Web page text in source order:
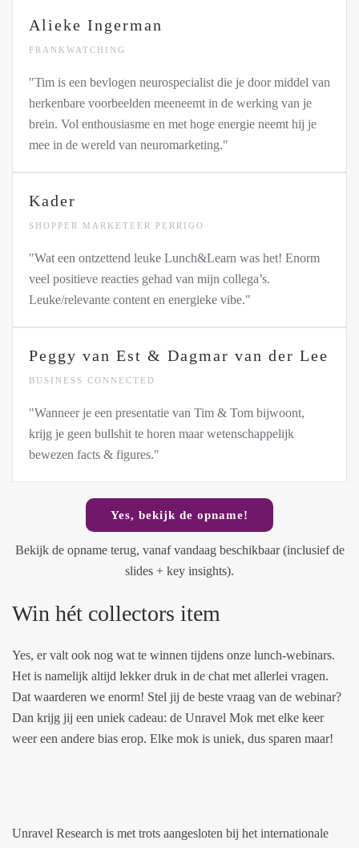
Alieke Ingerman
FRANKWATCHING
"Tim is een bevlogen neurospecialist die je door middel van
herkenbare voorbeelden meeneemt in de werking van je
brein. Vol enthousiasme en met hoge energie neemt hij je
mee in de wereld van neuromarketing."
Kader
SHOPPER MARKETEER PERRIGO
"Wat een ontzettend leuke Lunch&Learn was het! Enorm
veel positieve reacties gehad van mijn collega’s.
Leuke/relevante content en energieke vibe."
Peggy van Est & Dagmar van der Lee
BUSINESS CONNECTED
"Wanneer je een presentatie van Tim & Tom bijwoont,
krijg je geen bullshit te horen maar wetenschappelijk
bewezen facts & figures."
Yes, bekijk de opname!
Bekijk de opname terug, vanaf vandaag beschikbaar (inclusief de
slides + key insights).
Win hét collectors item
Yes, er valt ook nog wat te winnen tijdens onze lunch-webinars.
Het is namelijk altijd lekker druk in de chat met allerlei vragen.
Dat waarderen we enorm! Stel jij de beste vraag van de webinar?
Dan krijg jij een uniek cadeau: de Unravel Mok met elke keer
weer een andere bias erop. Elke mok is uniek, dus sparen maar!
Unravel Research is met trots aangesloten bij het internationale